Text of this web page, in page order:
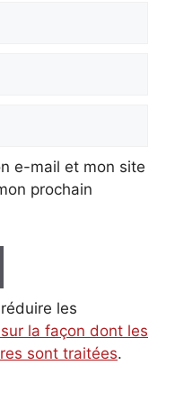
e-mail et mon site
prochain
les
la façon dont les
sont traitées.